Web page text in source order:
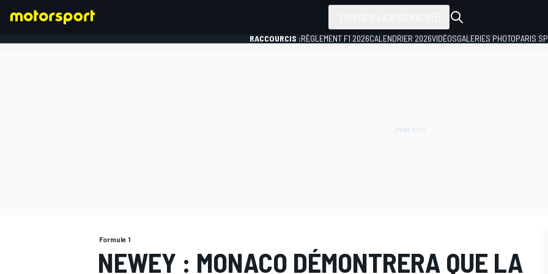
RACCOURCIS :RÈGLEMENT F1 2026CALENDRIER 2026VIDÉOSGALERIES PHOTOPARIS
Formule 1
NEWEY : MONACO DÉMONTRERA QUE LA